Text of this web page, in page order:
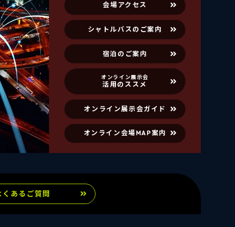
会場アクセス
シャトルバスのご案内
宿泊のご案内
オンライン展示会
活用のススメ
オンライン展示会ガイド
オンライン会場MAP案内
くあるご質問